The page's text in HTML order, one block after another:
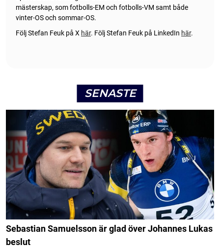
mästerskap, som fotbolls-EM och fotbolls-VM samt både
vinter-OS och sommar-OS.
Följ Stefan Feuk på X här. Följ Stefan Feuk på LinkedIn här.
SENASTE
Sebastian Samuelsson är glad över Johannes Lukas
beslut